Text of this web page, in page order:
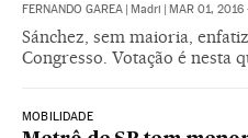
FERNANDO GAREA | Madri | MAR 01, 2016
Sánchez, sem maioria,
Congresso. Votação é nesta
MOBILIDADE